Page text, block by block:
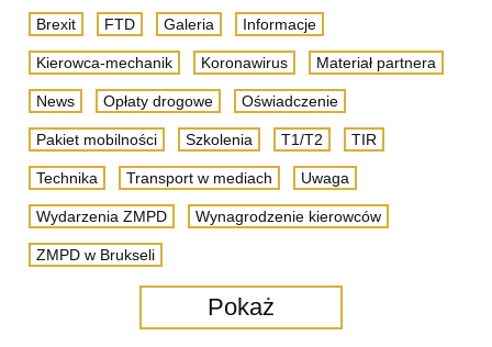
Brexit FTD Galeria Informacje
Kierowca-mechanik Koronawirus Materiał partnera
News Opłaty drogowe Oświadczenie
Pakiet mobilności Szkolenia T1/T2 TIR
Technika Transport w mediach Uwaga
Wydarzenia ZMPD Wynagrodzenie kierowców
ZMPD w Brukseli
Pokaż